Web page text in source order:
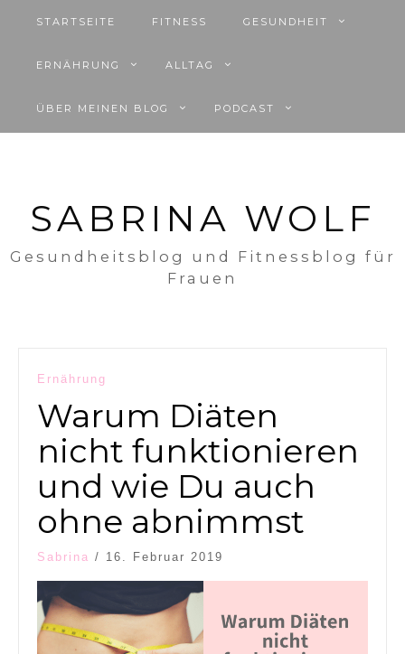
STARTSEITE FITNESS GESUNDHEIT
ERNÄHRUNG ALLTAG
ÜBER MEINEN BLOG PODCAST
SABRINA WOLF
Gesundheitsblog und Fitnessblog für
Frauen
Ernährung
Warum Diäten
nicht funktionieren
und wie Du auch
ohne abnimmst
Sabrina / 16. Februar 2019